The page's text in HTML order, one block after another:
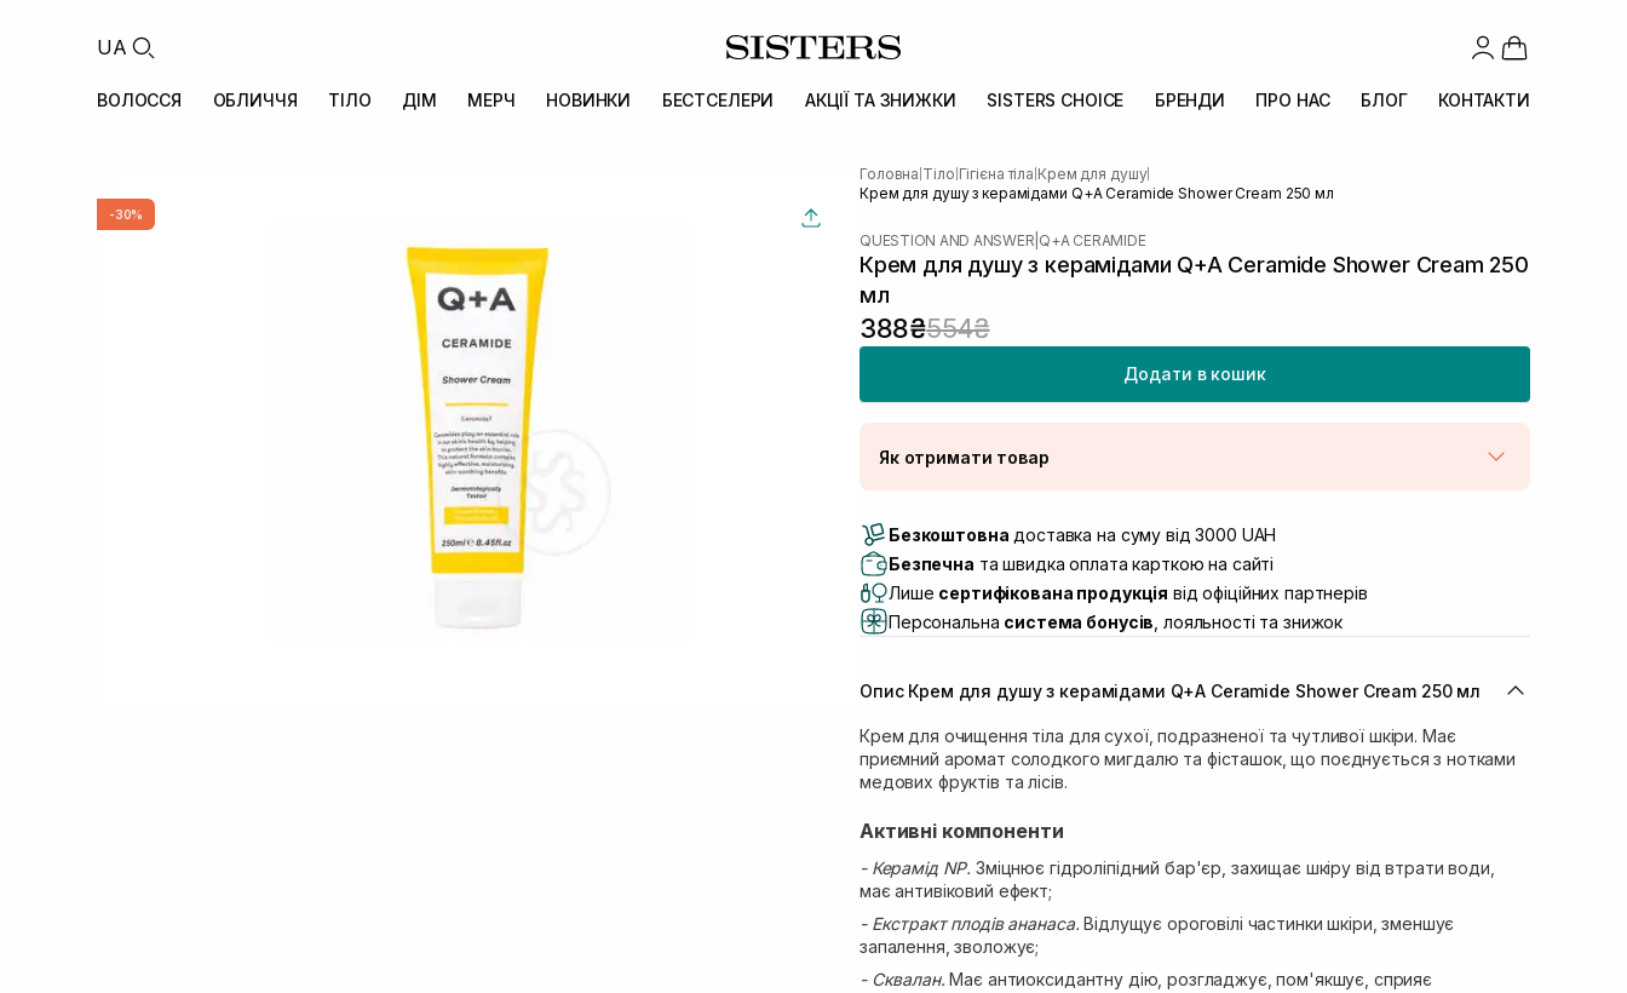
UA
ВОЛОССЯ ОБЛИЧЧЯ ТІЛО ДІМ МЕРЧ НОВИНКИ БЕСТСЕЛЕРИ АКЦІЇ ТА ЗНИЖКИ SISTERS CHOICE БРЕНДИ ПРО НАС БЛОГ КОНТАКТИ
-30%
Головна Тіло Гігієна тіла Крем для душу|
Крем для душу з керамідами Q+A Ceramide Shower Cream 250 мл
QUESTION AND ANSWER Q+A CERAMIDE
Крем для душу з керамідами Q+A Ceramide Shower Cream 250
мл
388₴554₴
Додати в кошик
Як отримати товар
Самовивіз м. Луцьк, вул. Винниченка 4
Самовивіз м. Львів, вул. Академіка Підстригача, 1В
(Duck’s Lake)
Самовивіз м. Львів, вул. Івана Франка 36
Самовивіз м. Львів, вул. Степана Бандери 45 В наявності
Самовивіз м. Рівне, вул. Кулика і Гудачека 23 (ТЦ
Безкоштовна доставка на суму від 3000 UAH
Безпечна та швидка оплата карткою на сайті
Лише сертифікована продукція від офіційних партнерів
Персональна система бонусів , лояльності та знижок
Опис Крем для душу з керамідами Q+A Ceramide Shower Cream 250 мл
Крем для очищення тіла для сухої, подразненої та чутливої шкіри. Має
приємний аромат солодкого мигдалю та фісташок, що поєднується з нотками
медових фруктів та лісів.
Активні компоненти
- Керамід NP.Зміцнює гідроліпідний бар'єр, захищає шкіру від втрати води,
має антивіковий ефект;
- Екстракт плодів ананаса.Відлущує ороговілі частинки шкіри, зменшує
запалення, зволожує;
- Сквалан.Має антиоксидантну дію, розгладжує, пом'якшує, сприяє